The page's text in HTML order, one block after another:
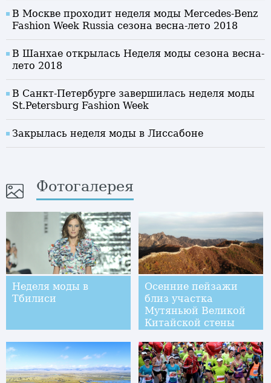
В Москве проходит неделя моды Mercedes-Benz
Fashion Week Russia сезона весна-лето 2018
В Шанхае открылась Неделя моды сезона весна-
лето 2018
В Санкт-Петербурге завершилась неделя моды
St.Petersburg Fashion Week
Закрылась неделя моды в Лиссабоне
Фотогалерея
Неделя моды в
Тбилиси
Осенние пейзажи
близ участка
Мутяньюй Великой
Китайской стены